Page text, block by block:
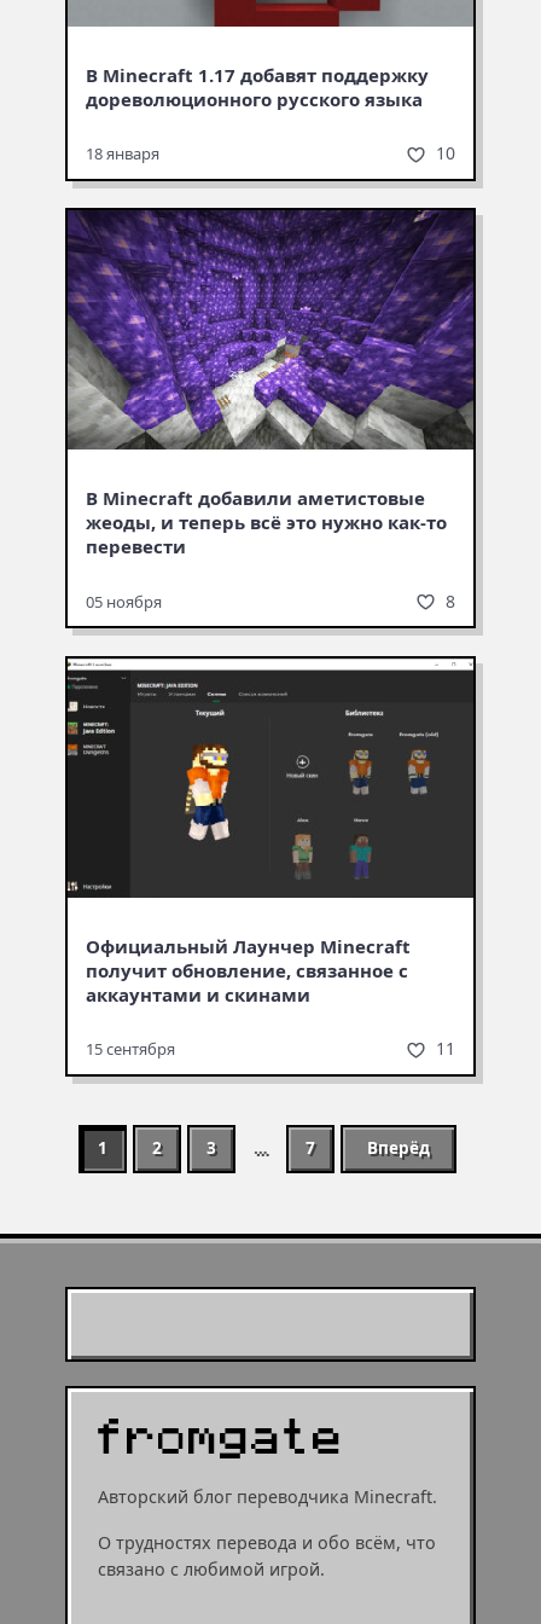
В Minecraft 1.17 добавят поддержку
дореволюционного русского языка
18 января 10
В Minecraft добавили аметистовые
жеоды, и теперь всё это нужно как-то
перевести
05 ноября 8
Официальный Лаунчер Minecraft
получит обновление, связанное с
аккаунтами и скинами
15 сентября 11
1 2 3 … 7 Вперёд
Авторский блог переводчика Minecraft.
О трудностях перевода и обо всём, что
связано с любимой игрой.
муушрумом или мушрумом